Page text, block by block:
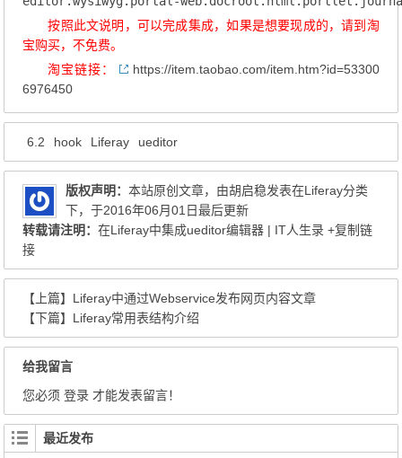
按照此文说明，可以完成集成，如果是想要现成的，请到淘
宝购买，不免费。
淘宝链接：
https://item.taobao.com/item.htm?id=53300
6976450
6.2 hook Liferay ueditor
版权声明：本站原创文章，由胡启稳发表在Liferay分类
下，于2016年06月01日最后更新
转载请注明：在Liferay中集成ueditor编辑器 | IT人生录 +复制链
接
【上篇】 Liferay中通过Webservice发布网页内容文章
【下篇】 Liferay常用表结构介绍
给我留言
您必须 登录才能发表留言！
最近发布